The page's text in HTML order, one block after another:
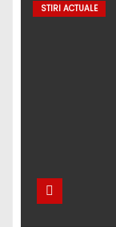
STIRI ACTUALE